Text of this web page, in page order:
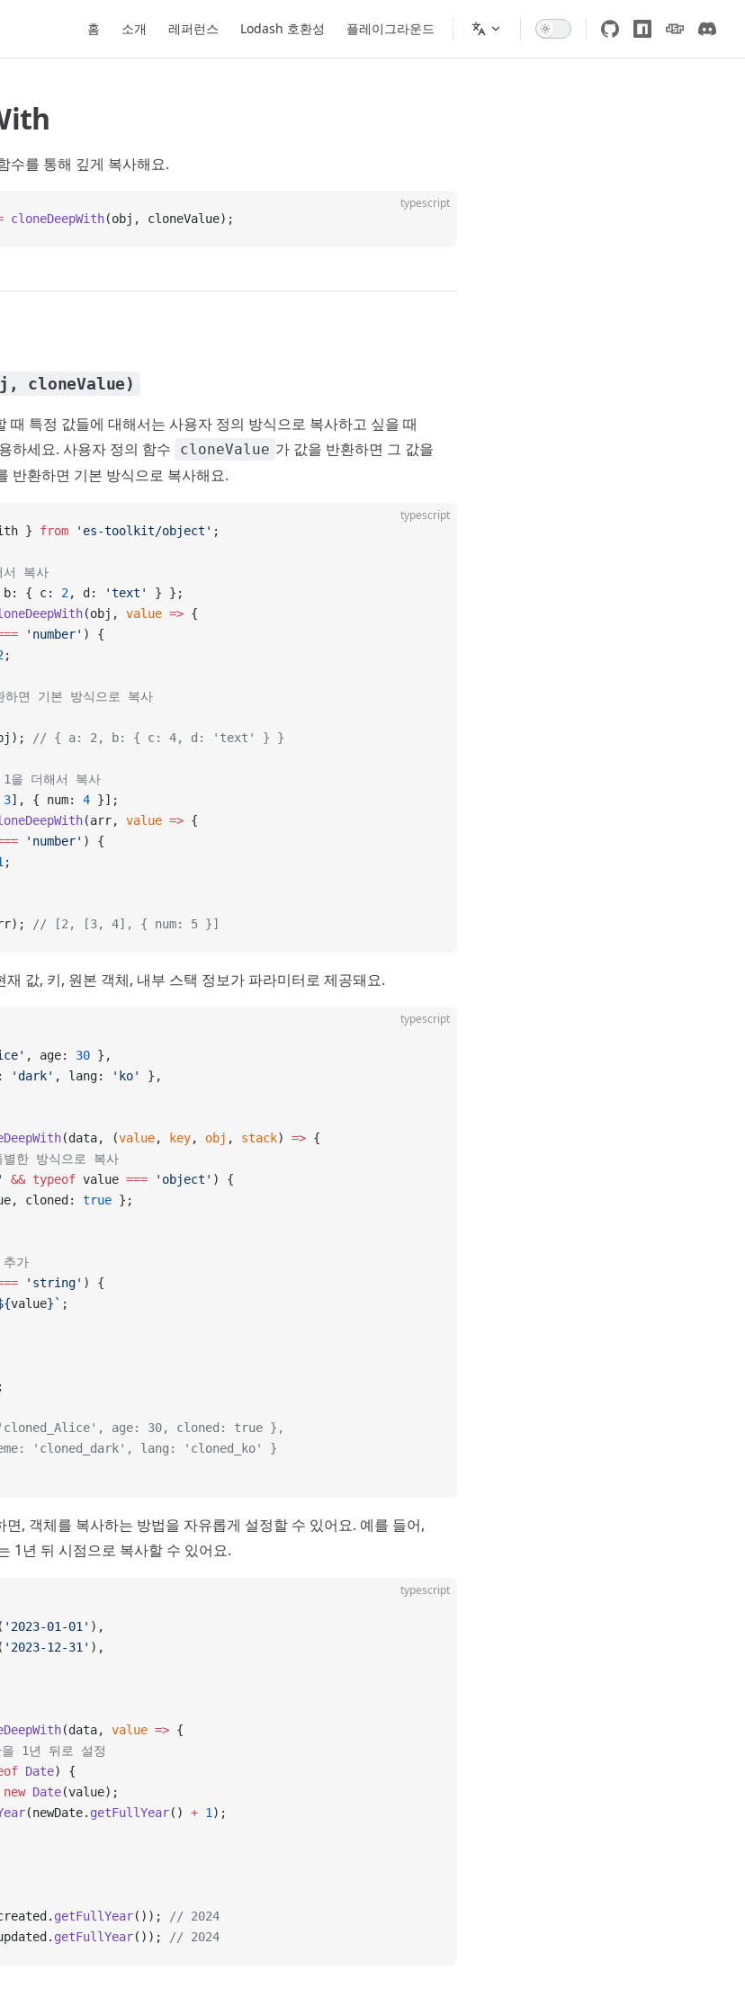
홈 소개 레퍼런스 Lodash 호환성 플레이그라운드
수를 통해 깊게 복사해요.
typescript
cloneDeepWith(obj, cloneValue);
cloneValue)
때 특정 값들에 대해서는 사용자 정의 방식으로 복사하고 싶을 때
하세요. 사용자 정의 함수 cloneValue 가 값을 반환하면 그 값을
반환하면 기본 방식으로 복사해요.
typescript
} from 'es-toolkit/object' ;
복사
b: { c: 2, d: 'text'
} };
(obj, value => {
'number' ) {
;
면 기본 방식으로 복사
// { a: 2, b: { c: 4, d: 'text' } }
을 더해서 복사
3], { num: 4 }];
(arr, value => {
'number' ) {
;
// [2, [3, 4], { num: 5 }]
값, 키, 원본 객체, 내부 스택 정보가 파라미터로 제공돼요.
typescript
, age: 30 },
'dark' , lang: 'ko'
},
(data, (value, key, obj , stack) => {
한 방식으로 복사
&& typeof value === 'object' ) {
cloned: true };
가
'string' ) {
value}` ;
age: 30, cloned: true },
'cloned_dark', lang: 'cloned_ko' }
, 객체를 복사하는 방법을 자유롭게 설정할 수 있어요. 예를 들어,
1년 뒤 시점으로 복사할 수 있어요.
typescript
( '2023-01-01' ),
( '2023-12-31' ),
(data, value => {
1년 뒤로 설정
Date) {
new Date(value);
(newDate. getFullYear() + 1 );
getFullYear());
// 2024
getFullYear()); // 2024